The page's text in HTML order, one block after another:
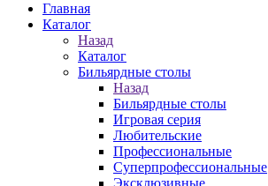
Главная
Каталог
Назад
Каталог
Бильярдные столы
Назад
Бильярдные столы
Игровая серия
Любительские
Профессиональные
Суперпрофессиональные
Эксклюзивные